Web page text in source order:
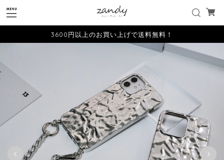
3600円以上のお買い上げで送料無料！